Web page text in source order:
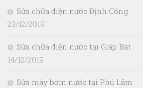
Sửa chữa điện nước Định Công
23/12/2019
Sửa chữa điện nước tại Giáp Bát
14/12/2019
Sửa máy bơm nước tại Phú Lãm